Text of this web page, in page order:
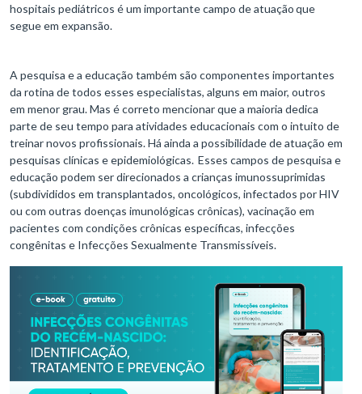
hospitais pediátricos é um importante campo de atuação que
segue em expansão.
A pesquisa e a educação também são componentes importantes
da rotina de todos esses especialistas, alguns em maior, outros
em menor grau. Mas é correto mencionar que a maioria dedica
parte de seu tempo para atividades educacionais com o intuito de
treinar novos profissionais. Há ainda a possibilidade de atuação em
pesquisas clínicas e epidemiológicas. Esses campos de pesquisa e
educação podem ser direcionados a crianças imunossuprimidas
(subdivididos em transplantados, oncológicos, infectados por HIV
ou com outras doenças imunológicas crônicas), vacinação em
pacientes com condições crônicas específicas, infecções
congênitas e Infecções Sexualmente Transmissíveis.